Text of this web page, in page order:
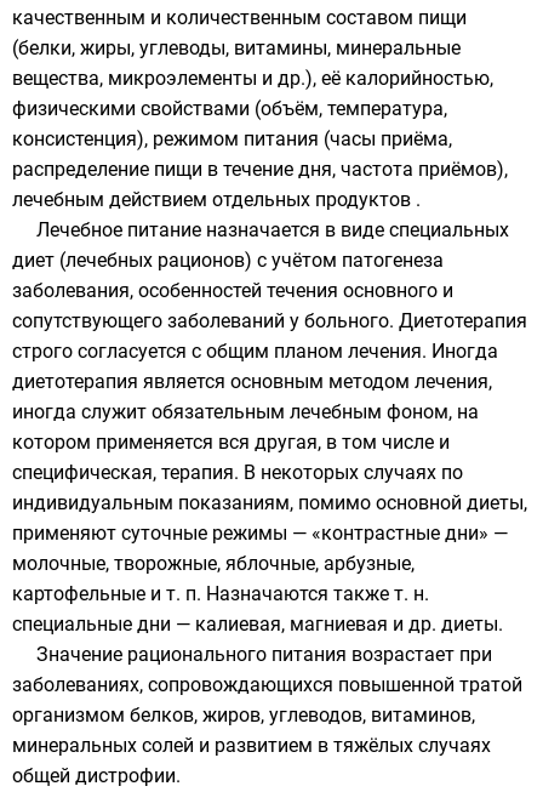
качественным и количественным составом пищи
(белки, жиры, углеводы, витамины, минеральные
вещества, микроэлементы и др.), её калорийностью,
физическими свойствами (объём, температура,
консистенция), режимом питания (часы приёма,
распределение пищи в течение дня, частота приёмов),
лечебным действием отдельных продуктов .
Лечебное питание назначается в виде специальных
диет (лечебных рационов) с учётом патогенеза
заболевания, особенностей течения основного и
сопутствующего заболеваний у больного. Диетотерапия
строго согласуется с общим планом лечения. Иногда
диетотерапия является основным методом лечения,
иногда служит обязательным лечебным фоном, на
котором применяется вся другая, в том числе и
специфическая, терапия. В некоторых случаях по
индивидуальным показаниям, помимо основной диеты,
применяют суточные режимы — «контрастные дни» —
молочные, творожные, яблочные, арбузные,
картофельные и т. п. Назначаются также т. н.
специальные дни — калиевая, магниевая и др. диеты.
Значение рационального питания возрастает при
заболеваниях, сопровождающихся повышенной тратой
организмом белков, жиров, углеводов, витаминов,
минеральных солей и развитием в тяжёлых случаях
общей дистрофии.